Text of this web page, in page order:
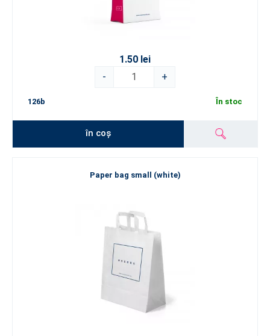
1.50 lei
-
+
126b În stoc
în coș
Paper bag small (white)